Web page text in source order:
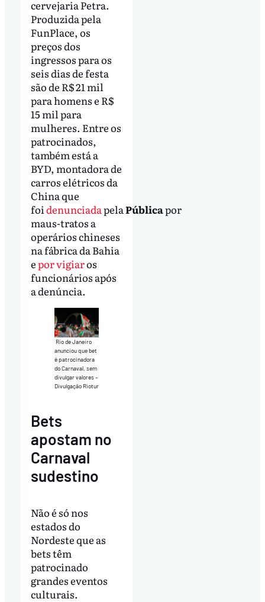
cervejaria Petra.
Produzida pela
FunPlace, os
preços dos
ingressos para os
seis dias de festa
são de R$ 21 mil
para homens e R$
15 mil para
mulheres. Entre os
patrocinados,
também está a
BYD, montadora de
carros elétricos da
China que
foi denunciadapelaPúblicapor
maus-tratos a
operários chineses
na fábrica da Bahia
epor vigiaros
funcionários após
a denúncia.
Rio de Janeiro
anunciou que bet
é patrocinadora
do Carnaval, sem
divulgar valores –
Divulgação Riotur
Bets
apostam no
Carnaval
sudestino
Não é só nos
estados do
Nordeste que as
bets têm
patrocinado
grandes eventos
culturais.